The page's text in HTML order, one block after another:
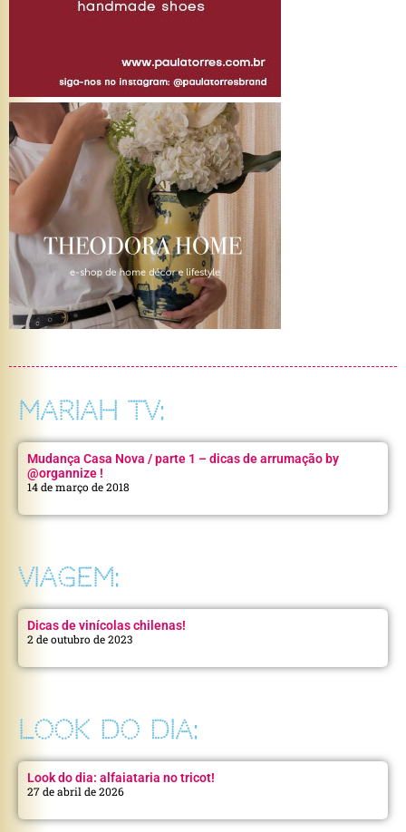
MARIAH TV:
Mudança Casa Nova / parte 1 – dicas de arrumação by
@organnize !
14 de março de 2018
VIAGEM:
Dicas de vinícolas chilenas!
2 de outubro de 2023
LOOK DO DIA:
Look do dia: alfaiataria no tricot!
27 de abril de 2026